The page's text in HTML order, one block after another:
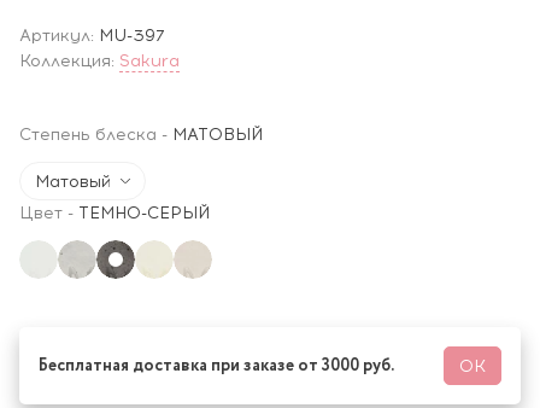
Артикул: MU-397
Коллекция: Sakura
Степень блеска - МАТОВЫЙ
Матовый
Цвет - ТЕМНО-СЕРЫЙ
Бесплатная доставка при заказе от 3000 руб. ОК